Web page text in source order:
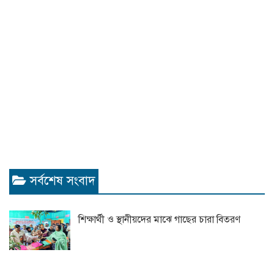
সর্বশেষ সংবাদ
শিক্ষার্থী ও স্থানীয়দের মাঝে গাছের চারা বিতরণ